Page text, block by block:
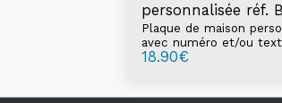
personnalisée réf.
Plaque de maison
avec numéro et/ou
18.90€